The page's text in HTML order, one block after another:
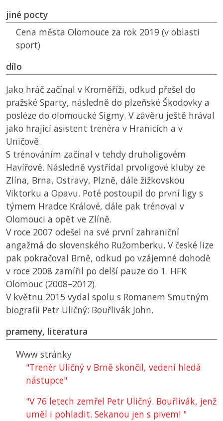
jiné pocty
Cena města Olomouce za rok 2019 (v oblasti
sport)
dílo
Jako hráč začínal v Kroměříži, odkud přešel do
pražské Sparty, následně do plzeňské Škodovky a
posléze do olomoucké Sigmy. V závěru ještě hrával
jako hrající asistent trenéra v Hranicích a v
Uničově.
S trénováním začínal v tehdy druholigovém
Havířově. Následně vystřídal prvoligové kluby ze
Zlína, Brna, Ostravy, Plzně, dále žižkovskou
Viktorku a Opavu. Poté postoupil do první ligy s
týmem Hradce Králové, dále pak trénoval v
Olomouci a opět ve Zlíně.
V roce 2007 odešel na své první zahraniční
angažmá do slovenského Ružomberku. V české lize
pak pokračoval Brně, odkud po vzájemné dohodě
v roce 2008 zamířil po delší pauze do 1. HFK
Olomouc (2008–2012).
V květnu 2015 vydal spolu s Romanem Smutným
biografii Petr Uličný: Bouřlivák John.
prameny, literatura
Www stránky
"Trenér Uličný v Brně skončil, vedení hledá
nástupce"
"V 76 letech zemřel Petr Uličný. Bouřlivák, jenž
uměl i pohladit. Sekanou jen s pivem! "